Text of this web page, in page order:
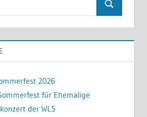
Suchen
2026
für Ehemalige
der WLS